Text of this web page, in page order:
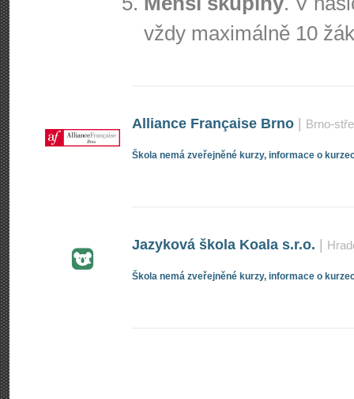
vždy maximálně 10
Alliance Française Brno Brno-
Škola nemá zveřejněné kurzy, informace o
Jazyková škola Koala s.r.o.
Škola nemá zveřejněné kurzy, informace o